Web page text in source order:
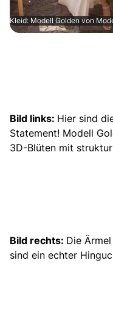
Kleid: Modell Golden von
Bild links: Hier sind
Statement! Modell
3D-Blüten mit
Bild rechts: Die
sind ein echter